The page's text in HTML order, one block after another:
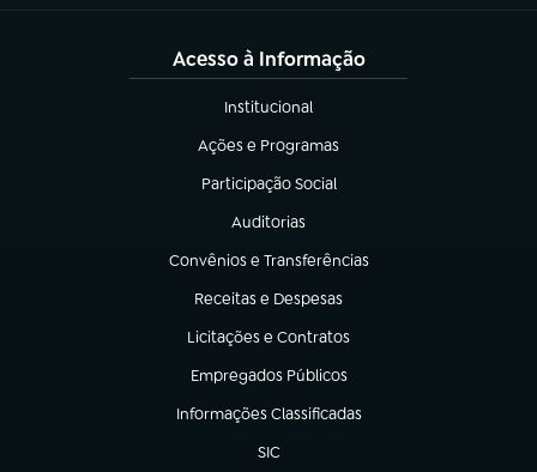
Acesso à Informação
Institucional
(abre em nova aba)
Ações e Programas
(abre em nova aba)
Participação Social
(abre em nova aba)
Auditorias
(abre em nova aba)
Convênios e Transferências
(abre em nova aba)
Receitas e Despesas
(abre em nova aba)
Licitações e Contratos
(abre em nova aba)
Empregados Públicos
(abre em nova aba)
Informações Classificadas
(abre em nova aba)
SIC
(abre em nova aba)